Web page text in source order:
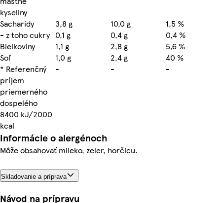
kyseliny
Sacharidy 3,8 g 10,0 g
1,5 %
- z toho cukry 0,1 g 0,4 g
0,4 %
Bielkoviny
1,1 g 2,8 g
5,6 %
Soľ
1,0 g 2,4 g
40 %
* Referenčný
príjem
priemerného
dospelého
8400 kJ/2000
kcal
- - -
Informácie o alergénoch
Môže obsahovať mlieko, zeler, horčicu.
Skladovanie a príprava
Návod na prípravu